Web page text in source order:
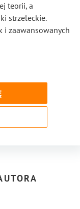
teorii, a
strzeleckie.
i zaawansowanych